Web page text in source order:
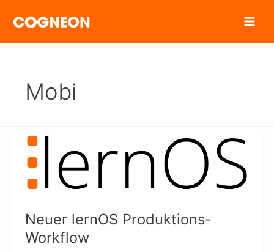
Inhalt
Mobi
Neuer lernOS Produktions-
Workflow